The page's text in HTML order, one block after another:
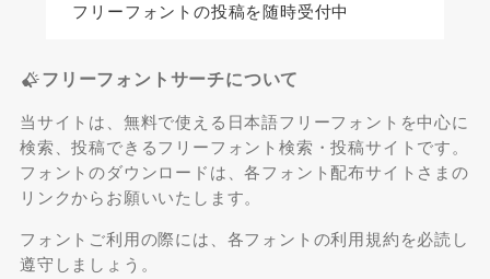
フリーフォントの投稿を随時受付中
フリーフォントサーチについて
当サイトは、無料で使える日本語フリーフォントを中心に
検索、投稿できるフリーフォント検索・投稿サイトです。
フォントのダウンロードは、各フォント配布サイトさまの
リンクからお願いいたします。
フォントご利用の際には、各フォントの利用規約を必読し
遵守しましょう。